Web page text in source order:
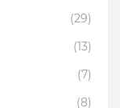
(29)
(13)
(7)
(8)